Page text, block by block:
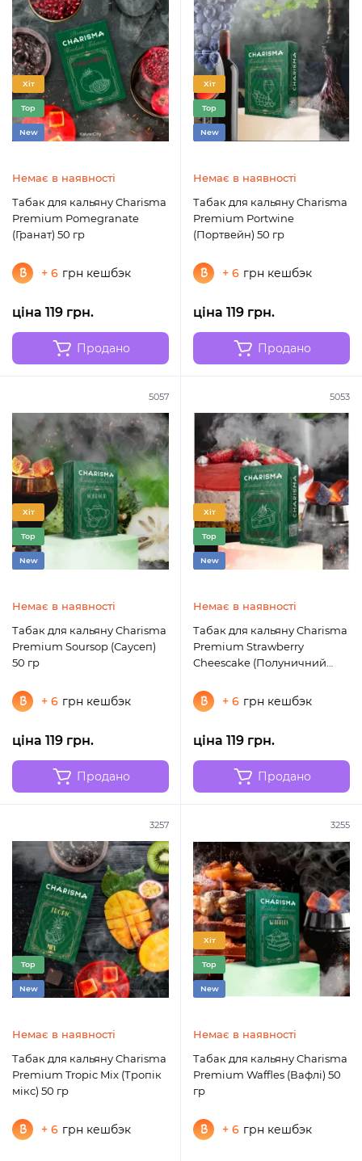
Хіт
Top
New
Немає в наявності
Табак для кальяну Charisma
Premium Pomegranate
(Гранат) 50 гр
+ 6 грн кешбэк
ціна 119 грн.
Продано
Хіт
Top
New
Немає в наявності
Табак для кальяну Charisma
Premium Portwine
(Портвейн) 50 гр
+ 6 грн кешбэк
ціна 119 грн.
Продано
5057
Хіт
Top
New
Немає в наявності
Табак для кальяну Charisma
Premium Soursop (Саусеп)
50 гр
+ 6 грн кешбэк
ціна 119 грн.
Продано
5053
Хіт
Top
New
Немає в наявності
Табак для кальяну Charisma
Premium Strawberry
Cheescake (Полуничний
+ 6 грн кешбэк
ціна 119 грн.
Продано
3257
Top
New
Немає в наявності
Табак для кальяну Charisma
Premium Tropic Mix (Тропік
мікс) 50 гр
+ 6 грн кешбэк
3255
Хіт
Top
New
Немає в наявності
Табак для кальяну Charisma
Premium Waffles (Вафлі) 50
гр
+ 6 грн кешбэк